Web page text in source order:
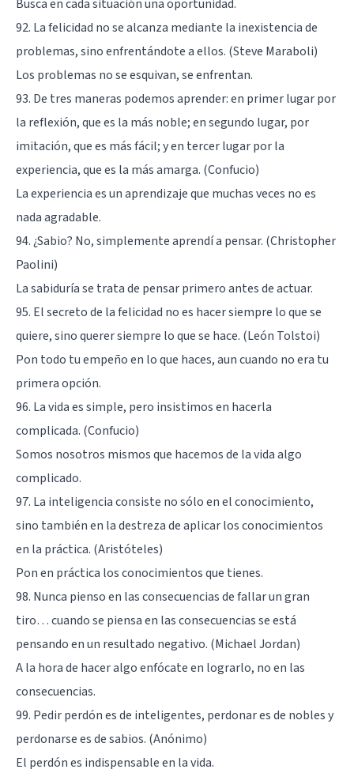
Busca en cada situación una oportunidad.
92. La felicidad no se alcanza mediante la inexistencia de
problemas, sino enfrentándote a ellos. (Steve Maraboli)
Los problemas no se esquivan, se enfrentan.
93. De tres maneras podemos aprender: en primer lugar por
la reflexión, que es la más noble; en segundo lugar, por
imitación, que es más fácil; y en tercer lugar por la
experiencia, que es la más amarga. (Confucio)
La experiencia es un aprendizaje que muchas veces no es
nada agradable.
94. ¿Sabio? No, simplemente aprendí a pensar. (Christopher
Paolini)
La sabiduría se trata de pensar primero antes de actuar.
95. El secreto de la felicidad no es hacer siempre lo que se
quiere, sino querer siempre lo que se hace. (León Tolstoi)
Pon todo tu empeño en lo que haces, aun cuando no era tu
primera opción.
96. La vida es simple, pero insistimos en hacerla
complicada. (Confucio)
Somos nosotros mismos que hacemos de la vida algo
complicado.
97. La inteligencia consiste no sólo en el conocimiento,
sino también en la destreza de aplicar los conocimientos
en la práctica. (Aristóteles)
Pon en práctica los conocimientos que tienes.
98. Nunca pienso en las consecuencias de fallar un gran
tiro… cuando se piensa en las consecuencias se está
pensando en un resultado negativo. (Michael Jordan)
A la hora de hacer algo enfócate en lograrlo, no en las
consecuencias.
99. Pedir perdón es de inteligentes, perdonar es de nobles y
perdonarse es de sabios. (Anónimo)
El perdón es indispensable en la vida.